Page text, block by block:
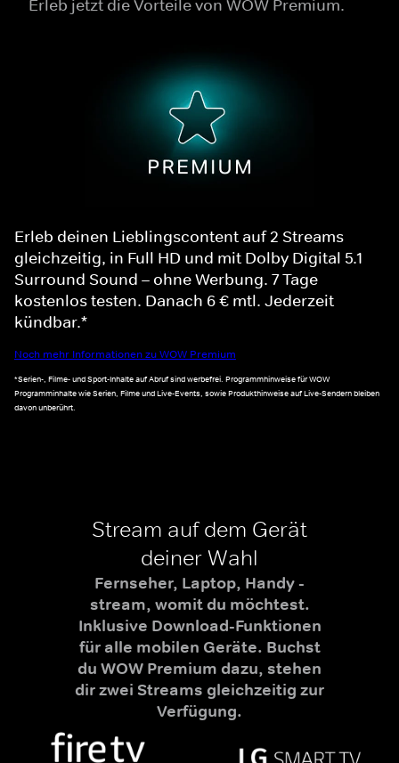
Erleb jetzt die Vorteile von WOW Premium.
Erleb deinen Lieblingscontent auf 2 Streams
gleichzeitig, in Full HD und mit Dolby Digital 5.1
Surround Sound – ohne Werbung. 7 Tage
kostenlos testen. Danach 6 € mtl. Jederzeit
kündbar.*
Noch mehr Informationen zu WOW Premium
*Serien-, Filme- und Sport-Inhalte auf Abruf sind werbefrei. Programmhinweise für WOW
Programminhalte wie Serien, Filme und Live-Events, sowie Produkthinweise auf Live-Sendern bleiben
davon unberührt.
Stream auf dem Gerät
deiner Wahl
Fernseher, Laptop, Handy -
stream, womit du möchtest.
Inklusive Download-Funktionen
für alle mobilen Geräte. Buchst
du WOW Premium dazu, stehen
dir zwei Streams gleichzeitig zur
Verfügung.